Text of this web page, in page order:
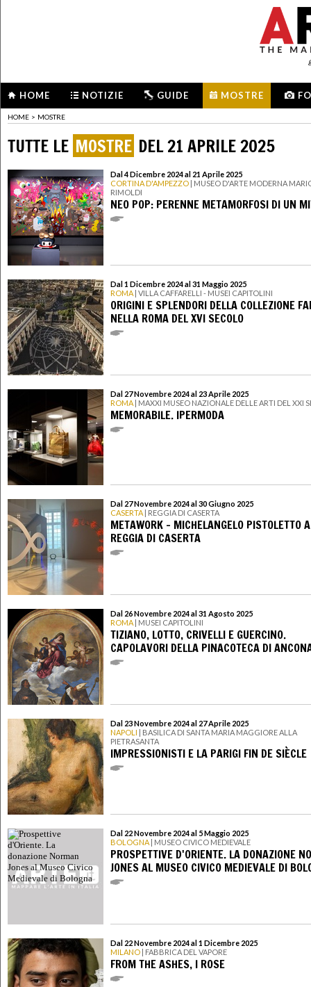
HOME NOTIZIE GUIDE MOSTRE
HOME > MOSTRE
TUTTE LE MOSTRE DEL 21 APRILE 2025
Dal 4 Dicembre 2024 al 21 Aprile 2025
CORTINA D'AMPEZZO | MUSEO D'ARTE MODERNA
RIMOLDI
NEO POP: PERENNE METAMORFOSI DI UN
Dal 1 Dicembre 2024 al 31 Maggio 2025
ROMA | VILLA CAFFARELLI - MUSEI CAPITOLINI
ORIGINI E SPLENDORI DELLA COLLEZIONE
NELLA ROMA DEL XVI SECOLO
Dal 27 Novembre 2024 al 23 Aprile 2025
ROMA | MAXXI MUSEO NAZIONALE DELLE ARTI DEL XXI
MEMORABILE. IPERMODA
Dal 27 Novembre 2024 al 30 Giugno 2025
CASERTA | REGGIA DI CASERTA
METAWORK - MICHELANGELO PISTOLETTO
REGGIA DI CASERTA
Dal 26 Novembre 2024 al 31 Agosto 2025
ROMA | MUSEI CAPITOLINI
TIZIANO, LOTTO, CRIVELLI E GUERCINO.
CAPOLAVORI DELLA PINACOTECA DI
Dal 23 Novembre 2024 al 27 Aprile 2025
NAPOLI | BASILICA DI SANTA MARIA MAGGIORE ALLA
PIETRASANTA
IMPRESSIONISTI E LA PARIGI FIN DE SIÈCLE
Dal 22 Novembre 2024 al 5 Maggio 2025
BOLOGNA | MUSEO CIVICO MEDIEVALE
PROSPETTIVE D'ORIENTE. LA DONAZIONE
JONES AL MUSEO CIVICO MEDIEVALE DI
Dal 22 Novembre 2024 al 1 Dicembre 2025
MILANO | FABBRICA DEL VAPORE
FROM THE ASHES, I ROSE